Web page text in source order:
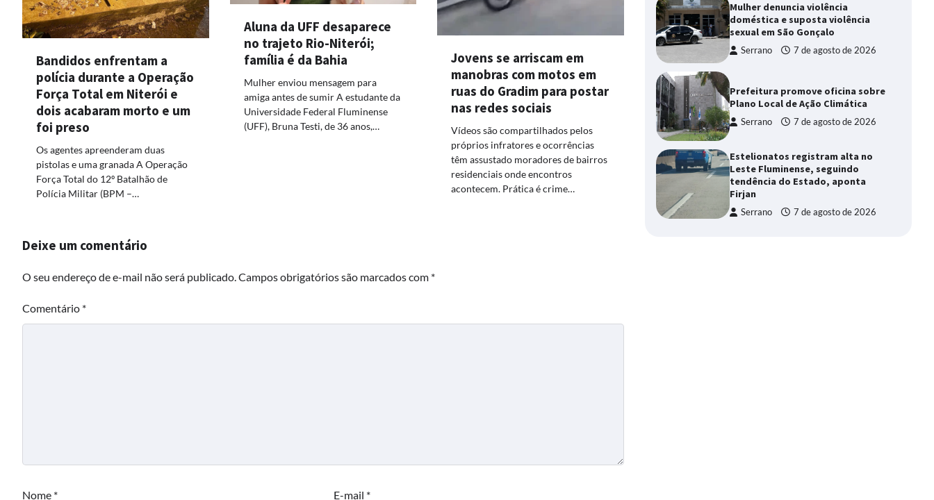
Bandidos enfrentam a
polícia durante a Operação
Força Total em Niterói e
dois acabaram morto e um
foi preso
Os agentes apreenderam duas
pistolas e uma granada A Operação
Força Total do 12º Batalhão de
Polícia Militar (BPM –…
Aluna da UFF desaparece
no trajeto Rio-Niterói;
família é da Bahia
Mulher enviou mensagem para
amiga antes de sumir A estudante da
Universidade Federal Fluminense
(UFF), Bruna Testi, de 36 anos,…
Jovens se arriscam em
manobras com motos em
ruas do Gradim para postar
nas redes sociais
Vídeos são compartilhados pelos
próprios infratores e ocorrências
têm assustado moradores de bairros
residenciais onde encontros
acontecem. Prática é crime…
Deixe um comentário
O seu endereço de e-mail não será publicado. Campos obrigatórios são marcados com *
Comentário *
Nome * E-mail *
Mulher denuncia violência
doméstica e suposta violência
sexual em São Gonçalo
Serrano 7 de agosto de 2026
Prefeitura promove oficina sobre
Plano Local de Ação Climática
Serrano 7 de agosto de 2026
Estelionatos registram alta no
Leste Fluminense, seguindo
tendência do Estado, aponta
Firjan
Serrano 7 de agosto de 2026